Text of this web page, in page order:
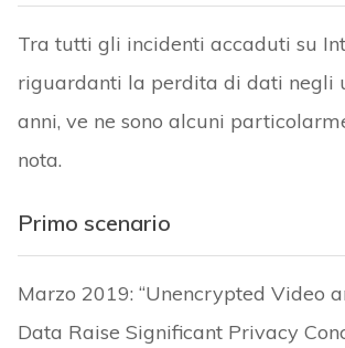
Tra tutti gli incidenti accaduti su
riguardanti la perdita di dati negli
anni, ve ne sono alcuni
nota.
Primo scenario
Marzo 2019: “Unencrypted Video
Data Raise Significant Privacy